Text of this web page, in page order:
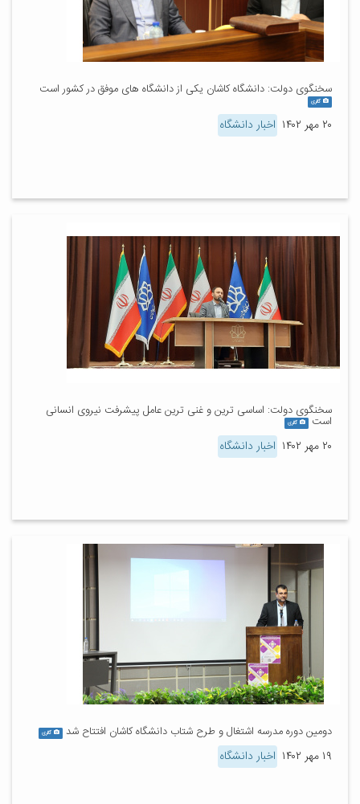
سخنگوی دولت: دانشگاه کاشان یکی از دانشگاه های موفق در کشور است
گالری
۲۰ مهر ۱۴۰۲ اخبار دانشگاه
سخنگوی دولت: اساسی ترین و غنی ترین عامل پیشرفت نیروی انسانی
است گالری
۲۰ مهر ۱۴۰۲ اخبار دانشگاه
دومین دوره مدرسه اشتغال و طرح شتاب دانشگاه کاشان افتتاح شد گالری
۱۹ مهر ۱۴۰۲ اخبار دانشگاه